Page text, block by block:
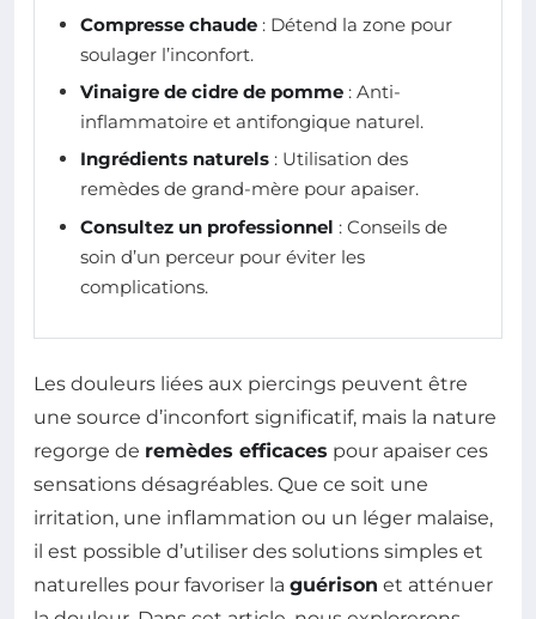
Compresse chaude : Détend la zone pour
soulager l’inconfort.
Vinaigre de cidre de pomme : Anti-
inflammatoire et antifongique naturel.
Ingrédients naturels : Utilisation des
remèdes de grand-mère pour apaiser.
Consultez un professionnel : Conseils de
soin d’un perceur pour éviter les
complications.
Les douleurs liées aux piercings peuvent être
une source d’inconfort significatif, mais la nature
regorge de remèdes efficaces pour apaiser ces
sensations désagréables. Que ce soit une
irritation, une inflammation ou un léger malaise,
il est possible d’utiliser des solutions simples et
naturelles pour favoriser la guérison et atténuer